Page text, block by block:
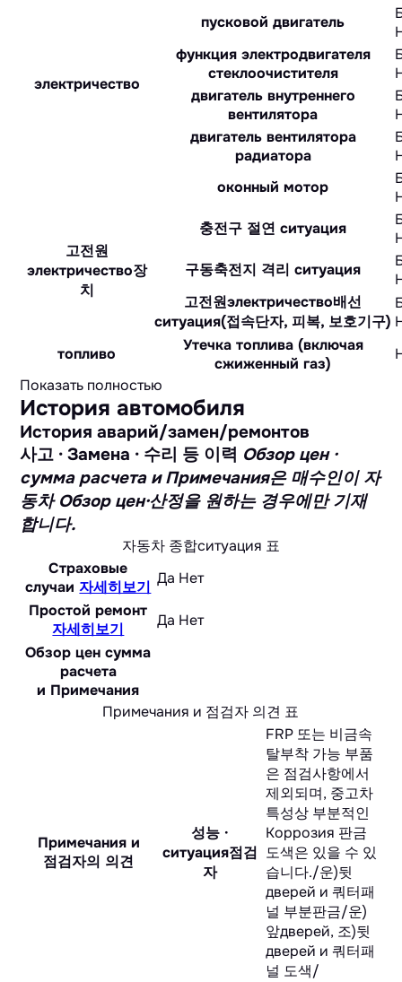
электричество
пусковой двигатель
функция электродвигателя
стеклоочистителя
двигатель внутреннего
вентилятора
двигатель вентилятора
радиатора
оконный мотор
고전원
электричество장
치
충전구 절연 ситуация
구동축전지 격리 ситуация
고전원электричество배선
ситуация(접속단자, 피복, 보호기구)
топливо
Утечка топлива (включая
сжиженный газ)
Показать полностью
История автомобиля
История аварий/замен/ремонтов
사고 · Замена · 수리 등 이력 Обзор цен ·
сумма расчета и Примечания은 매수인이 자
동차 Обзор цен·산정을 원하는 경우에만 기재
합니다.
자동차 종합ситуация 표
Страховые
случаи자세히보기 Да Нет
Простой ремонт
자세히보기
Да Нет
Обзор цен сумма
расчета
и Примечания
Примечания и 점검자 의견 표
Примечания и
점검자의 의견
성능 ·
ситуация점검
자
FRP 또는 비금속
탈부착 가능 부품
은 점검사항에서
제외되며, 중고차
특성상 부분적인
Коррозия 판금
도색은 있을 수 있
습니다./운)뒷
дверей и 쿼터패
널 부분판금/운)
앞дверей, 조)뒷
дверей и 쿼터패
널 도색/